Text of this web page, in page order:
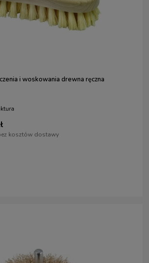
i woskowania drewna ręczna
kosztów dostawy